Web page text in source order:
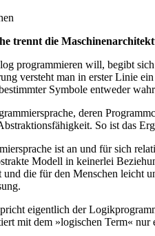
trennt die
programmieren will, begibt
versteht man in erster Linie
Symbole entweder
deren
So ist das
ist an und für sich
Modell in keinerlei
und die für den Menschen leicht
eigentlich der
mit dem »logischen Term« nur